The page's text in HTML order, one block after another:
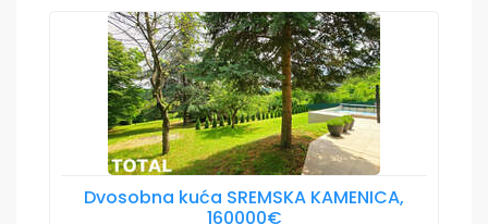
Dvosobna kuća SREMSKA KAMENICA,
160000€